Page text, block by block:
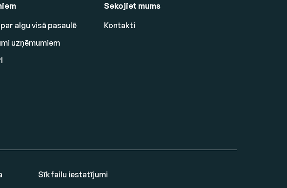
algu visā pasaulē
uzņēmumiem
Sekojiet mums
Kontakti
Sīkfailu iestatījumi